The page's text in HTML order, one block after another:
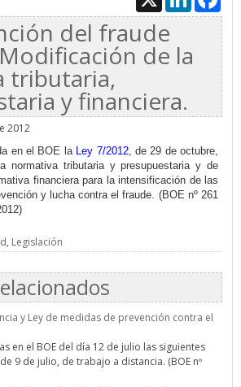
del fraude
de la
tributaria,
y financiera.
2012
en el BOE la Ley 7/2012, de 29 de octubre,
normativa tributaria y presupuestaria y de
financiera para la intensificación de las
y lucha contra el fraude. (BOE nº 261
, Legislación
y Ley de medidas de prevención contra el
en el BOE del día 12 de julio las siguientes
9 de julio, de trabajo a distancia. (BOE nº